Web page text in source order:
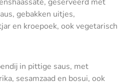
gebakken uitjes,
en kroepoek, ook vegetarisch
in pittige saus, met
sesamzaad en bosui, ook